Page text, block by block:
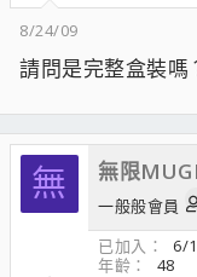
8/24/09
請問是完整盒裝嗎
無 無限
一般般會員
已加入
6/
年齡
48